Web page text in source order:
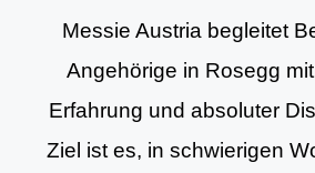
Messie Austria begleitet
Angehörige in Rosegg
Erfahrung und absoluter
Ziel ist es, in schwierigen